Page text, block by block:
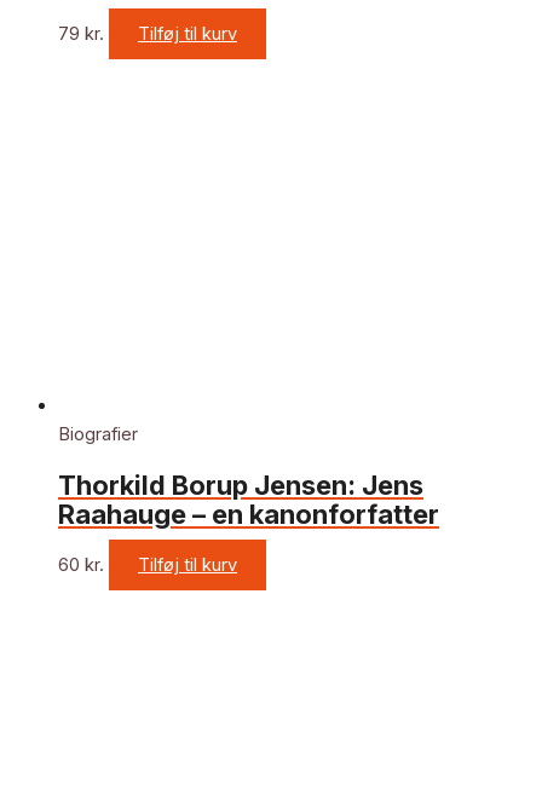
79 kr. Tilføj til kurv
Biografier
Thorkild Borup Jensen: Jens
Raahauge – en kanonforfatter
60 kr. Tilføj til kurv